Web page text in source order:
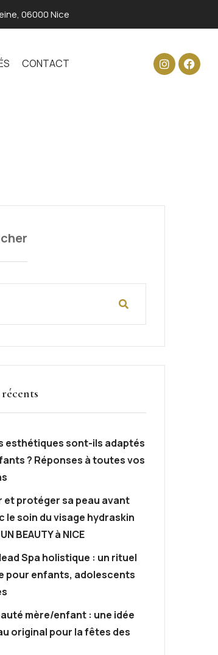
06000 Nice
CONTACT
esthétiques sont-ils adaptés
? Réponses à toutes vos
et protéger sa peau avant
le soin du visage hydraskin
BEAUTY à NICE
Spa holistique : un rituel
pour enfants, adolescents
mère/enfant : une idée
original pour la fêtes des